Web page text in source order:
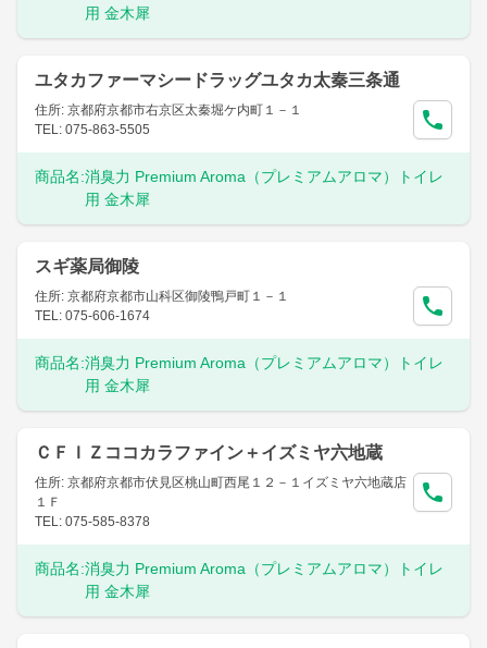
用 金木犀
ユタカファーマシードラッグユタカ太秦三条通
住所: 京都府京都市右京区太秦堀ケ内町１－１
TEL: 075-863-5505
商品名:消臭力 Premium Aroma（プレミアムアロマ）トイレ
用 金木犀
スギ薬局御陵
住所: 京都府京都市山科区御陵鴨戸町１－１
TEL: 075-606-1674
商品名:消臭力 Premium Aroma（プレミアムアロマ）トイレ
用 金木犀
ＣＦＩＺココカラファイン＋イズミヤ六地蔵
住所: 京都府京都市伏見区桃山町西尾１２－１イズミヤ六地蔵店
１Ｆ
TEL: 075-585-8378
商品名:消臭力 Premium Aroma（プレミアムアロマ）トイレ
用 金木犀